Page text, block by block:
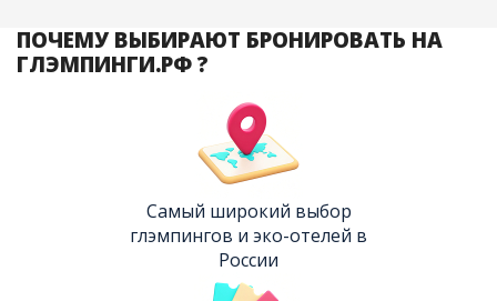
ПОЧЕМУ ВЫБИРАЮТ БРОНИРОВАТЬ НА
ГЛЭМПИНГИ.РФ ?
Самый широкий выбор
глэмпингов и эко-отелей в
России